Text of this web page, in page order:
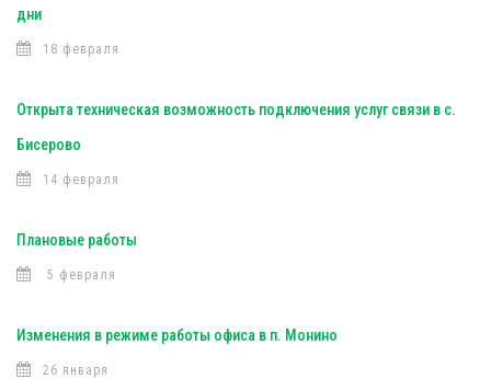
дни
18 февраля
Открыта техническая возможность подключения услуг связи в с.
Бисерово
14 февраля
Плановые работы
5 февраля
Изменения в режиме работы офиса в п. Монино
26 января